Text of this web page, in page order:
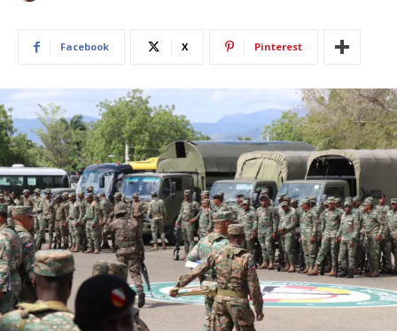
Facebook X Pinterest